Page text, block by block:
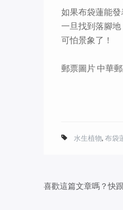
如果布袋蓮能
一旦找到落腳
可怕景象了！
郵票圖片 中華
水生植物, 布袋
喜歡這篇文章嗎？快